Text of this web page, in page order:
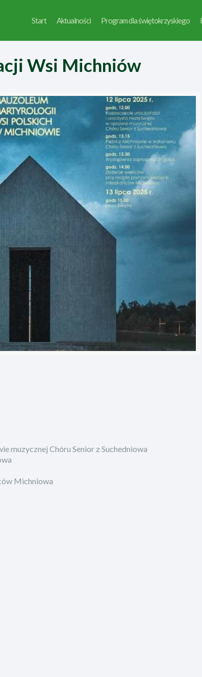
Start Aktualności Program dla świętokrzyskiego
Wsi Michniów
muzycznej Chóru Senior z Suchedniowa
Michniowa